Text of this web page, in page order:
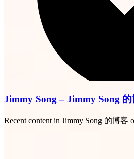
Jimmy Song – Jimmy Song
Recent content in Jimmy Song 的博客